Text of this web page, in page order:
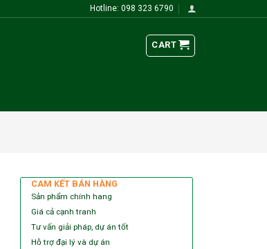
Hotline: 098 323 6790
CART
CAM KẾT BÁN HÀNG
Sản phẩm chính hang
Giá cả cạnh tranh
Tư vấn giải pháp, dự án tốt
Hỗ trợ đại lý và dự án